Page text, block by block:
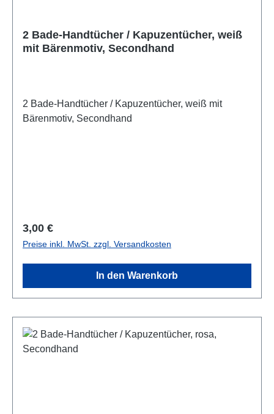
2 Bade-Handtücher / Kapuzentücher, weiß
mit Bärenmotiv, Secondhand
2 Bade-Handtücher / Kapuzentücher, weiß mit
Bärenmotiv, Secondhand
Regulärer Preis:
3,00 €
Preise inkl. MwSt. zzgl. Versandkosten
In den Warenkorb